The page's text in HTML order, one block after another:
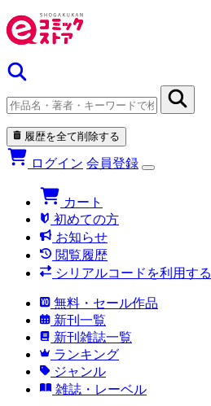
履歴を全て削除する
ログイン 会員登録
カート
初めての方
お知らせ
閲覧履歴
シリアルコードを利用する
無料・セール作品
新刊一覧
新刊雑誌一覧
ランキング
ジャンル
雑誌・レーベル